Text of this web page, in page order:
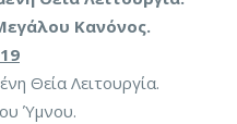
Κανόνος.
Θεία Λειτουργία.
Ύμνου.